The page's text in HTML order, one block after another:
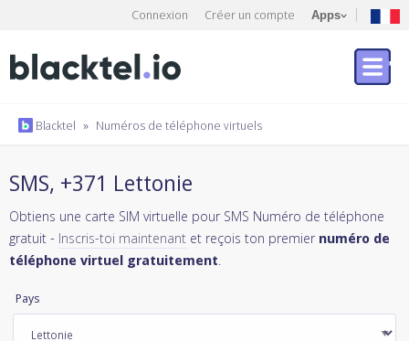
Connexion Créer un compte Apps
Blacktel » Numéros de téléphone virtuels
SMS, +371 Lettonie
Obtiens une carte SIM virtuelle pour SMS Numéro de téléphone
gratuit - Inscris-toi maintenant et reçois ton premier numéro de
téléphone virtuel gratuitement.
Pays